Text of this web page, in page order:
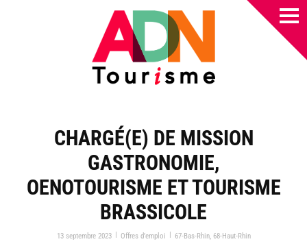
CHARGÉ(E) DE MISSION
GASTRONOMIE,
OENOTOURISME ET TOURISME
BRASSICOLE
13 septembre 2023 | Offres d’emploi | 67-Bas-Rhin, 68-Haut-Rhin